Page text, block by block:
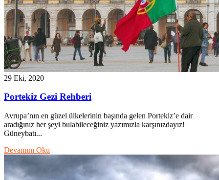
29 Eki, 2020
Portekiz Gezi Rehberi
Avrupa’nın en güzel ülkelerinin başında gelen Portekiz’e dair
aradığınız her şeyi bulabileceğiniz yazımızla karşınızdayız!
Güneybatı...
Devamını Oku